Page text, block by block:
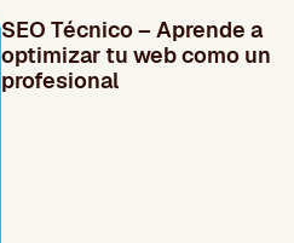
SEO Técnico – Aprende a
optimizar tu web como un
profesional